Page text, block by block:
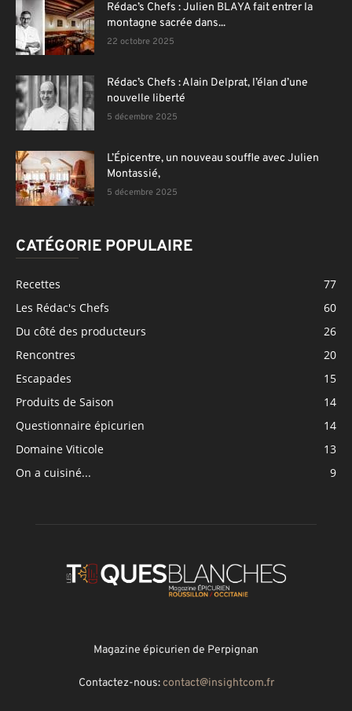
Rédac’s Chefs : Julien BLAYA fait entrer la
montagne sacrée dans...
22 octobre 2025
Rédac’s Chefs : Alain Delprat, l’élan d’une
nouvelle liberté
5 décembre 2025
L’Épicentre, un nouveau souffle avec Julien
Montassié,
5 décembre 2025
CATÉGORIE POPULAIRE
Recettes
77
Les Rédac's Chefs
60
Du côté des producteurs
26
Rencontres
20
Escapades
15
Produits de Saison
14
Questionnaire épicurien
14
Domaine Viticole
13
On a cuisiné...
9
Magazine épicurien de Perpignan
Contactez-nous:contact@insightcom.fr